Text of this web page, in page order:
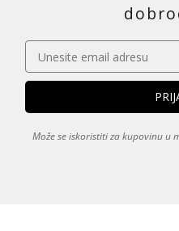
Može se iskoristiti za kupovinu u